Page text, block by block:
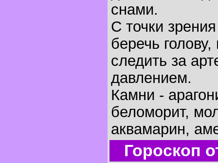
снами.
С точки
беречь голову,
следить за
давлением.
Камни -
беломорит,
аквамарин,
Гороскоп